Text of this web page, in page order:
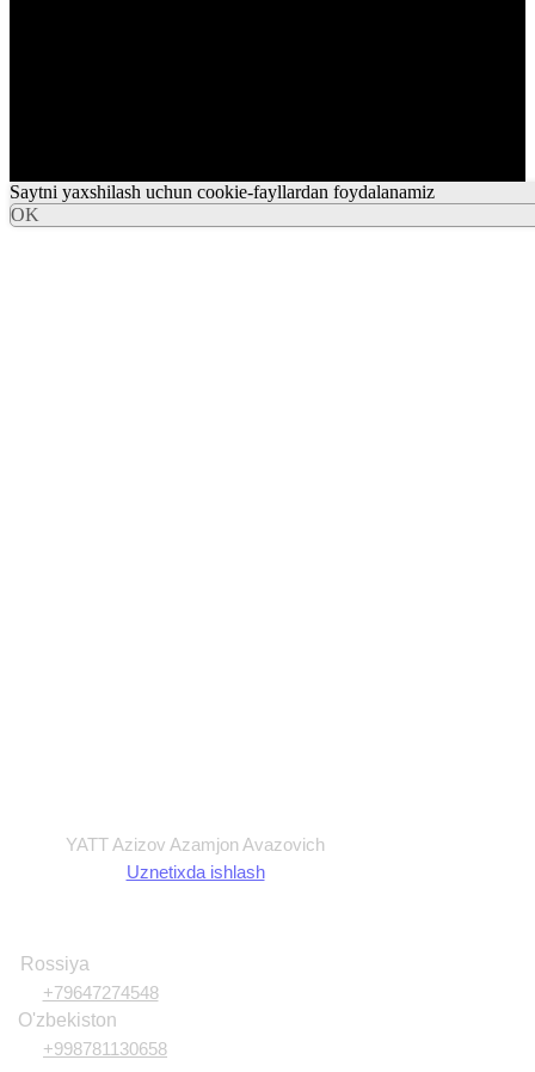
YATT Azizov Azamjon Avazovich
Uznetixda ishlash
Rossiya
+79647274548
O'zbekiston
+998781130658
Saytni yaxshilash uchun cookie-fayllardan foydalanamiz
OK